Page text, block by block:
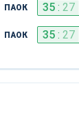
ПАОК 35: 27
ПАОК 35: 27